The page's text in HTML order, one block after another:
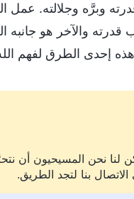
وبرَّه وجلالته. عمل
والآخر هو جانبه
هذه إحدى الطرق لفهم
لنا نحن المسيحيون أن
بنا لتجد الطريق.